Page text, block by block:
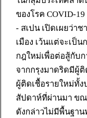
ของโรค COVID-19
- สเปน เปิดเผยว่า
เมือง เว้นแต่จะเป็
กฎใหม่เพื่อต่อสู้กับก
จากกรุงมาดริดมีผู้ติ
ผู้ติดเชื้อรายใหม่ทั้ง
สัปดาห์ที่ผ่านมา ขณ
ดังกล่าวไม่มีพื้นฐา